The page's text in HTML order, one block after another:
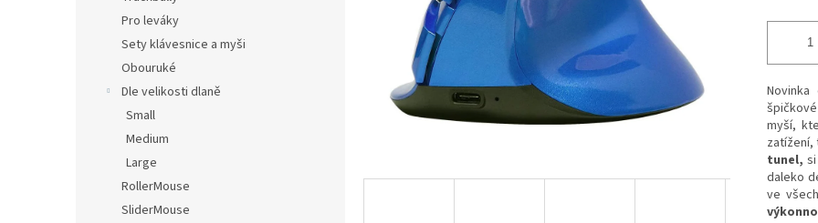
Pro leváky
Sety klávesnice a myši
Obouruké
Dle velikosti dlaně
Small
Medium
Large
RollerMouse
SliderMouse
myší,
zatížení,
tunel,
daleko
ve